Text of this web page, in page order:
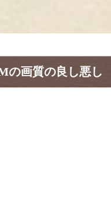
の画質の良し悪し